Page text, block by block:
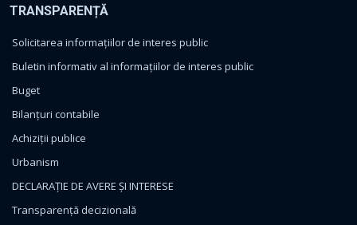
TRANSPARENȚĂ
Solicitarea informațiilor de interes public
Buletin informativ al informațiilor de interes public
Buget
Bilanțuri contabile
Achiziții publice
Urbanism
DECLARAȚIE DE AVERE ȘI INTERESE
Transparență decizională